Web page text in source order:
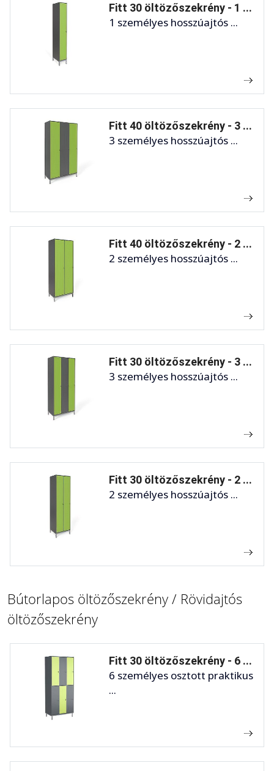
Fitt 30 öltözőszekrény - 1 ...
1 személyes hosszúajtós ...
Fitt 40 öltözőszekrény - 3 ...
3 személyes hosszúajtós ...
Fitt 40 öltözőszekrény - 2 ...
2 személyes hosszúajtós ...
Fitt 30 öltözőszekrény - 3 ...
3 személyes hosszúajtós ...
Fitt 30 öltözőszekrény - 2 ...
2 személyes hosszúajtós ...
Bútorlapos öltözőszekrény / Rövidajtós
öltözőszekrény
Fitt 30 öltözőszekrény - 6 ...
6 személyes osztott praktikus
...